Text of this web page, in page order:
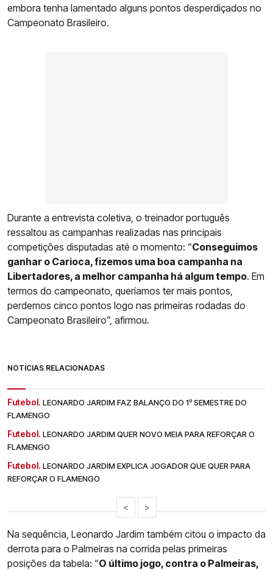
embora tenha lamentado alguns pontos desperdiçados no
Campeonato Brasileiro.
Durante a entrevista coletiva, o treinador português
ressaltou as campanhas realizadas nas principais
competições disputadas até o momento: “Conseguimos
ganhar o Carioca, fizemos uma boa campanha na
Libertadores, a melhor campanha há algum tempo. Em
termos do campeonato, queríamos ter mais pontos,
perdemos cinco pontos logo nas primeiras rodadas do
Campeonato Brasileiro”, afirmou.
NOTÍCIAS RELACIONADAS
Futebol. LEONARDO JARDIM FAZ BALANÇO DO 1º SEMESTRE DO
FLAMENGO
Futebol. LEONARDO JARDIM QUER NOVO MEIA PARA REFORÇAR O
FLAMENGO
Futebol. LEONARDO JARDIM EXPLICA JOGADOR QUE QUER PARA
REFORÇAR O FLAMENGO
< >
Na sequência, Leonardo Jardim também citou o impacto da
derrota para o Palmeiras na corrida pelas primeiras
posições da tabela: “O último jogo, contra o Palmeiras,